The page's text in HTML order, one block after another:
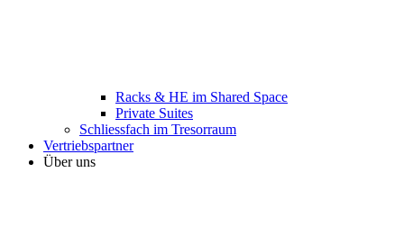
Racks & HE im Shared Space
Private Suites
Schliessfach im Tresorraum
Vertriebspartner
Über uns